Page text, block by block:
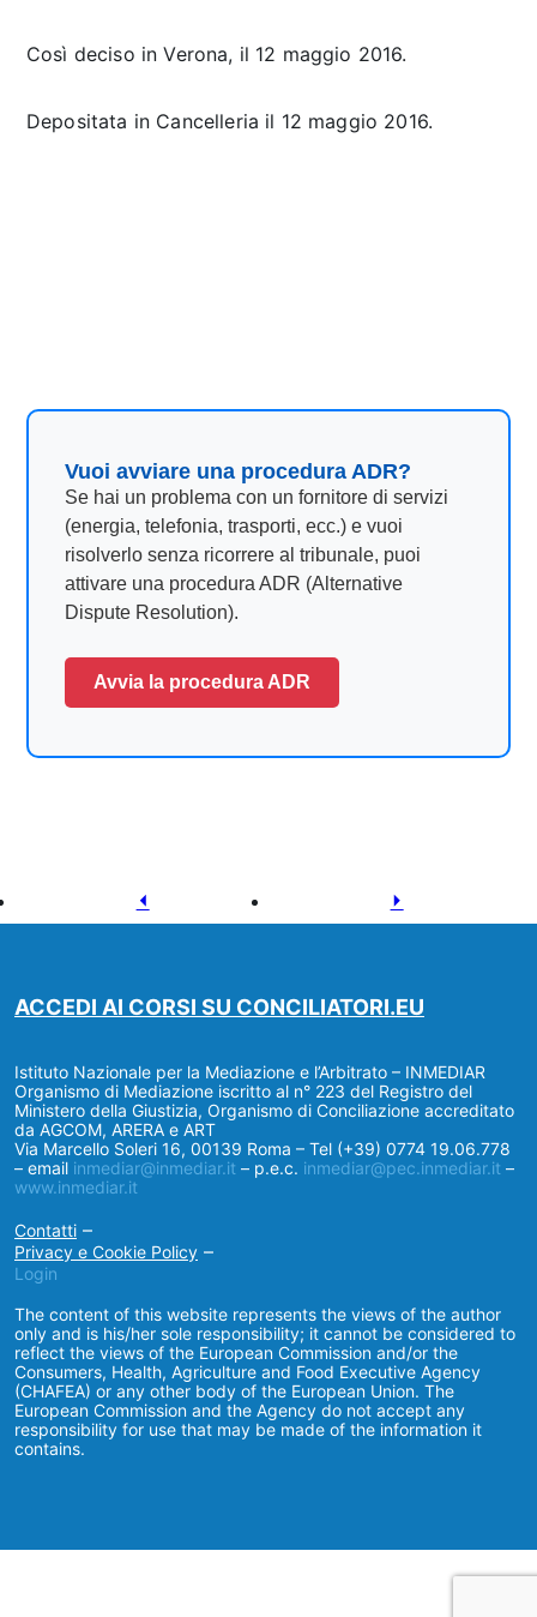
Così deciso in Verona, il 12 maggio 2016.
Depositata in Cancelleria il 12 maggio 2016.
Vuoi avviare una procedura ADR?
Se hai un problema con un fornitore di servizi
(energia, telefonia, trasporti, ecc.) e vuoi
risolverlo senza ricorrere al tribunale, puoi
attivare una procedura ADR (Alternative
Dispute Resolution).
Avvia la procedura ADR
ACCEDI AI CORSI SU CONCILIATORI.EU
Istituto Nazionale per la Mediazione e l’Arbitrato – INMEDIAR
Organismo di Mediazione iscritto al n° 223 del Registro del
Ministero della Giustizia, Organismo di Conciliazione accreditato
da AGCOM, ARERA e ART
Via Marcello Soleri 16, 00139 Roma – Tel (+39) 0774 19.06.778
– email inmediar@inmediar.it – p.e.c. inmediar@pec.inmediar.it –
www.inmediar.it
Contatti –
Privacy e Cookie Policy –
Login
The content of this website represents the views of the author
only and is his/her sole responsibility; it cannot be considered to
reflect the views of the European Commission and/or the
Consumers, Health, Agriculture and Food Executive Agency
(CHAFEA) or any other body of the European Union. The
European Commission and the Agency do not accept any
responsibility for use that may be made of the information it
contains.